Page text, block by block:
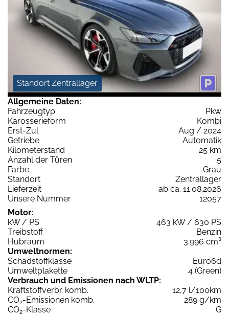
Standort Zentrallager
Allgemeine Daten:
Fahrzeugtyp
Pkw
Karosserieform
Kombi
Erst-Zul.
Aug / 2024
Getriebe
Automatik
Kilometerstand
25 km
Anzahl der Türen
5
Farbe
Grau
Standort
Zentrallager
Lieferzeit
ab ca. 11.08.2026
Unsere Nummer
12057
Motor:
kW / PS
463 kW / 630 PS
Treibstoff
Benzin
Hubraum
3.996 cm³
Umweltnormen:
Schadstoffklasse
Euro6d
Umweltplakette
4 (Green)
Verbrauch und Emissionen nach WLTP:
Kraftstoffverbr. komb.
12,7 l/100km
CO2-Emissionen komb.
289 g/km
CO2-Klasse
G